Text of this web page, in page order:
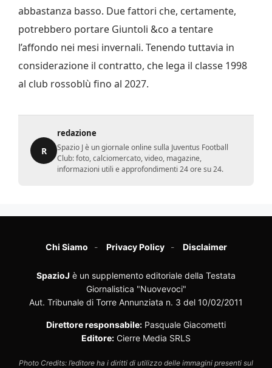
abbastanza basso. Due fattori che, certamente,
potrebbero portare Giuntoli &co a tentare
l’affondo nei mesi invernali. Tenendo tuttavia in
considerazione il contratto, che lega il classe 1998
al club rossoblù fino al 2027.
R
redazione
Spazio J è un giornale online sulla Juventus Football
Club: foto, calciomercato, video, magazine,
informazioni utili e approfondimenti 24 ore su 24.
Chi Siamo Privacy Policy Disclaimer
SpazioJ è un supplemento editoriale della Testata
Giornalistica "Nuovevoci"
Aut. Tribunale di Torre Annunziata n. 3 del 10/02/2011
Direttore responsabile: Pasquale Giacometti
Editore: Cierre Media SRLS
Photo Credits: l’editore ha i diritti di utilizzo delle immagini presenti sul